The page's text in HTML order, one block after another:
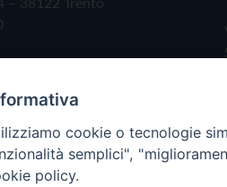
cookie o tecnologie
semplici",
policy.